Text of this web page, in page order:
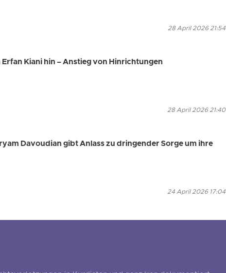
28 April 2026 21:54
Kiani hin – Anstieg von Hinrichtungen
28 April 2026 21:40
Davoudian gibt Anlass zu dringender Sorge um ihre
24 April 2026 17:04